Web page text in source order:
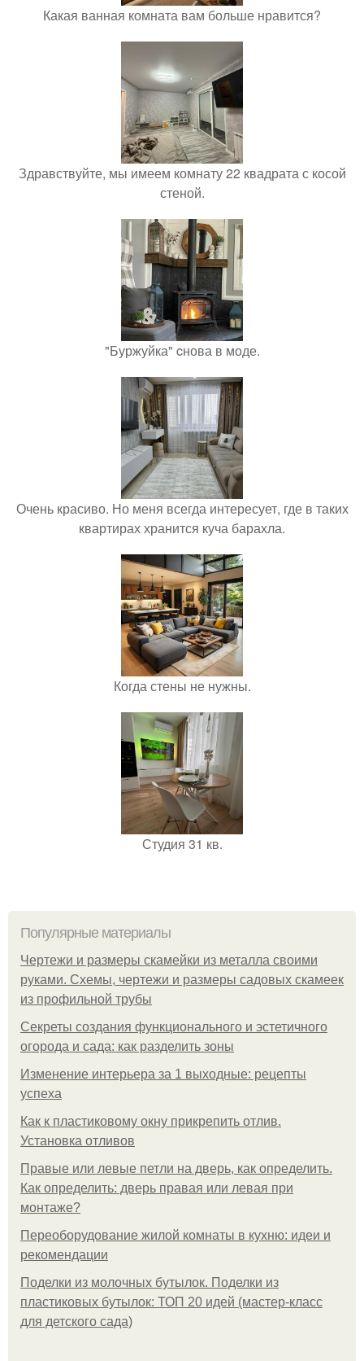
Какая ванная комната вам больше нравится?
Здравствуйте, мы имеем комнату 22 квадрата с косой
стеной.
"Буржуйка" cнова в моде.
Очень красиво. Но меня всегда интересует, где в таких
квартирах хранится куча барахла.
Когда стены не нужны.
Студия 31 кв.
Популярные материалы
Чертежи и размеры скамейки из металла своими
руками. Схемы, чертежи и размеры садовых скамеек
из профильной трубы
Секреты создания функционального и эстетичного
огорода и сада: как разделить зоны
Изменение интерьера за 1 выходные: рецепты
успеха
Как к пластиковому окну прикрепить отлив.
Установка отливов
Правые или левые петли на дверь, как определить.
Как определить: дверь правая или левая при
монтаже?
Переоборудование жилой комнаты в кухню: идеи и
рекомендации
Поделки из молочных бутылок. Поделки из
пластиковых бутылок: ТОП 20 идей (мастер-класс
для детского сада)